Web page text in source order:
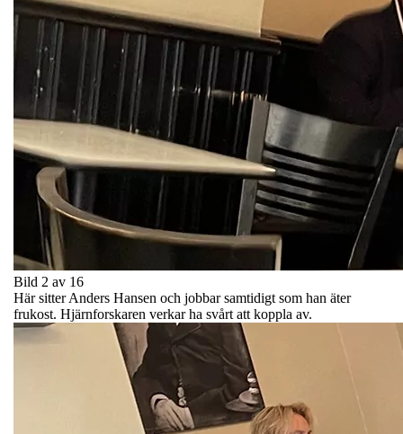
Bild 2 av 16
Här sitter Anders Hansen och jobbar samtidigt som han äter
frukost. Hjärnforskaren verkar ha svårt att koppla av.